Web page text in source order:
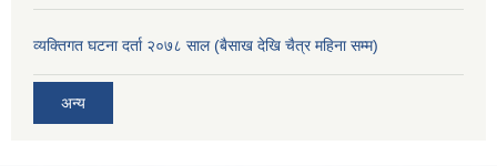
व्यक्तिगत घटना दर्ता २०७८ साल (बैसाख देखि चैत्र महिना सम्म)
अन्य